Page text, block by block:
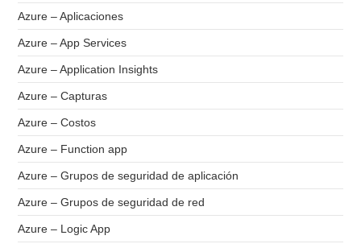
Azure – Aplicaciones
Azure – App Services
Azure – Application Insights
Azure – Capturas
Azure – Costos
Azure – Function app
Azure – Grupos de seguridad de aplicación
Azure – Grupos de seguridad de red
Azure – Logic App